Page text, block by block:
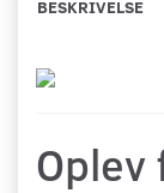
BESKRIVELSE